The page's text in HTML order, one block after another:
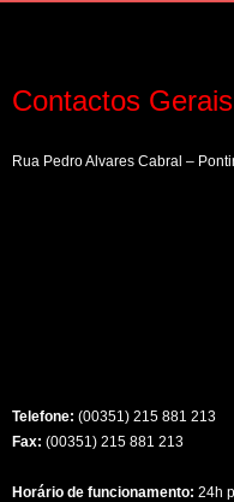
Contactos Gerais
Rua Pedro Alvares Cabral –
Telefone: (00351) 215 881 213
Fax: (00351) 215 881 213
Horário de funcionamento: 24h